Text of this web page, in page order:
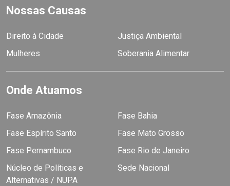
Nossas Causas
Direito à Cidade
Justiça Ambiental
Mulheres
Soberania Alimentar
Onde Atuamos
Fase Amazônia
Fase Bahia
Fase Espírito Santo
Fase Mato Grosso
Fase Pernambuco
Fase Rio de Janeiro
Núcleo de Políticas e
Alternativas / NUPA
Sede Nacional